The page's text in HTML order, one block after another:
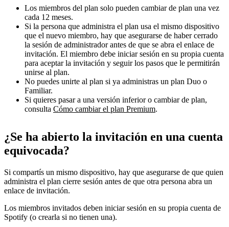
Los miembros del plan solo pueden cambiar de plan una vez
cada 12 meses.
Si la persona que administra el plan usa el mismo dispositivo
que el nuevo miembro, hay que asegurarse de haber cerrado
la sesión de administrador antes de que se abra el enlace de
invitación. El miembro debe iniciar sesión en su propia cuenta
para aceptar la invitación y seguir los pasos que le permitirán
unirse al plan.
No puedes unirte al plan si ya administras un plan Duo o
Familiar.
Si quieres pasar a una versión inferior o cambiar de plan,
consulta Cómo cambiar el plan Premium.
¿Se ha abierto la invitación en una cuenta
equivocada?
Si compartís un mismo dispositivo, hay que asegurarse de que quien
administra el plan cierre sesión antes de que otra persona abra un
enlace de invitación.
Los miembros invitados deben iniciar sesión en su propia cuenta de
Spotify (o crearla si no tienen una).